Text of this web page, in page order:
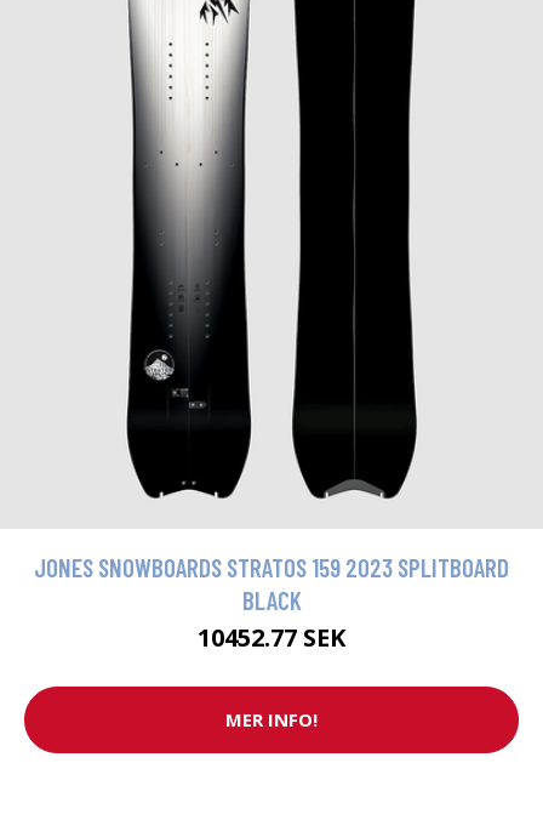
JONES SNOWBOARDS STRATOS 159 2023 SPLITBOARD
BLACK
10452.77 SEK
MER INFO!